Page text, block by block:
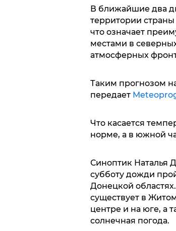
В ближайшие два
территории
что означает
местами в
атмосферных
Таким прогнозом
передает
Что касается
норме, а в южной
Синоптик Наталья
субботу дожди
Донецкой
существует в
центре и на юге, а
солнечная погода.